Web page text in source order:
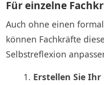
Für einzelne
Auch ohne einen
können Fachkräfte
Selbstreflexion
Erstellen Sie Ihr